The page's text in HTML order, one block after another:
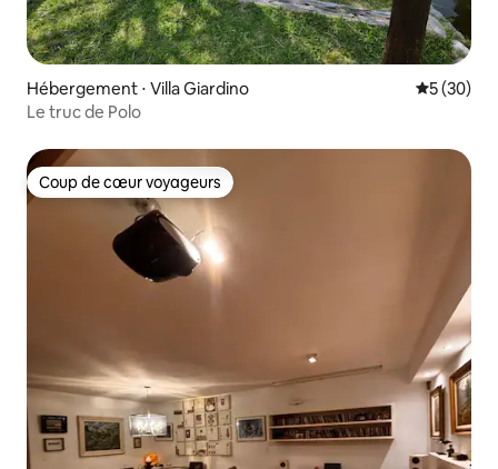
Hébergement ⋅ Villa Giardino
5 (30)
Le truc de Polo
Coup de cœur voyageurs
Coup de cœur voyageurs